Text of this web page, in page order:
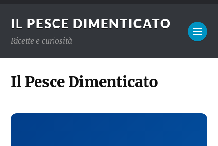
IL PESCE DIMENTICATO
Ricette e curiosità
Il Pesce Dimenticato